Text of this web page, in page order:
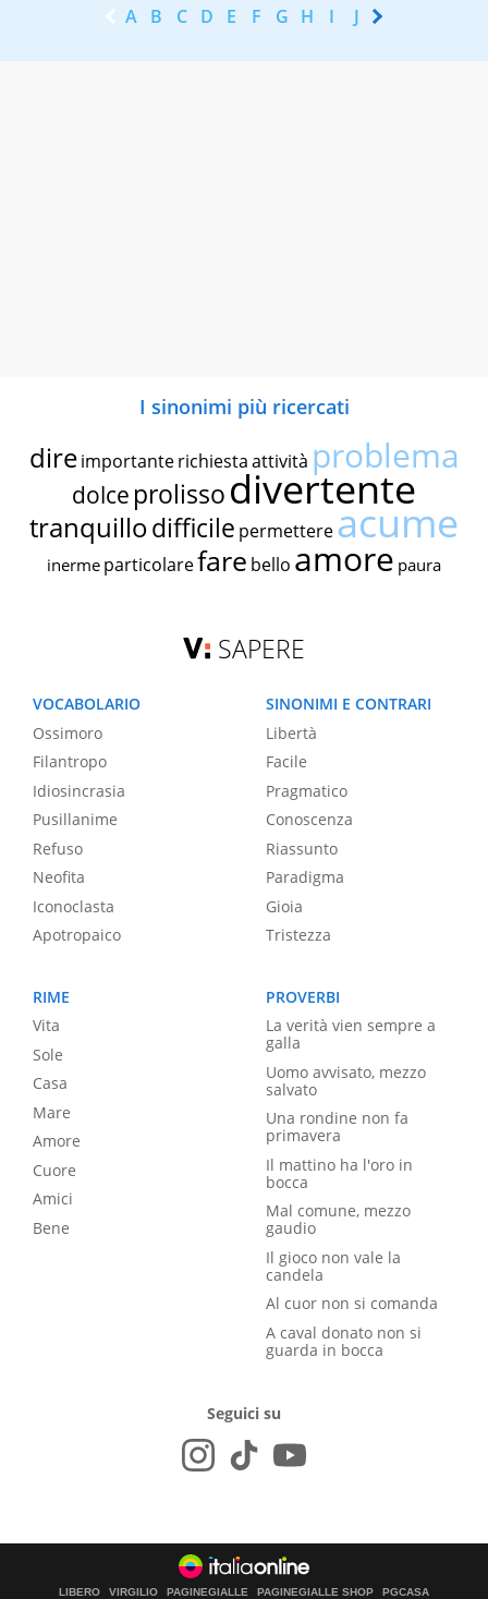
A B C D E F G H I J K
I sinonimi più ricercati
dire importante richiestaattività problema
dolce prolissodivertente
tranquillodifficile permettereacume
inerme particolarefare bello amore paura
SAPERE
VOCABOLARIO
Ossimoro
Filantropo
Idiosincrasia
Pusillanime
Refuso
Neofita
Iconoclasta
Apotropaico
SINONIMI E CONTRARI
Libertà
Facile
Pragmatico
Conoscenza
Riassunto
Paradigma
Gioia
Tristezza
RIME
Vita
Sole
Casa
Mare
Amore
Cuore
Amici
Bene
PROVERBI
La verità vien sempre a
galla
Uomo avvisato, mezzo
salvato
Una rondine non fa
primavera
Il mattino ha l'oro in
bocca
Mal comune, mezzo
gaudio
Il gioco non vale la
candela
Al cuor non si comanda
A caval donato non si
guarda in bocca
Seguici su
LIBERO VIRGILIO PAGINEGIALLE PAGINEGIALLE SHOP PGCASA